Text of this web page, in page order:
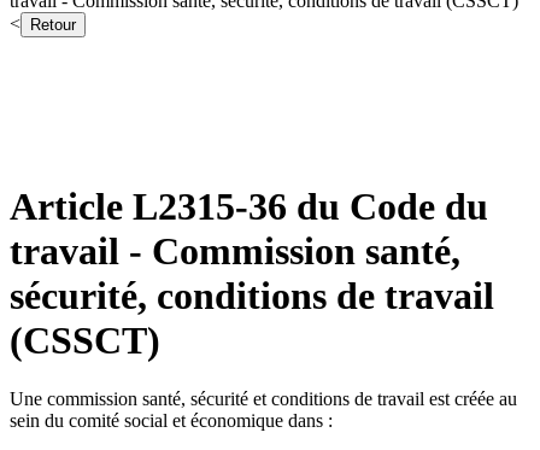
<
Retour
Article L2315-36 du Code du
travail - Commission santé,
sécurité, conditions de travail
(CSSCT)
Une commission santé, sécurité et conditions de travail est créée au
sein du comité social et économique dans :